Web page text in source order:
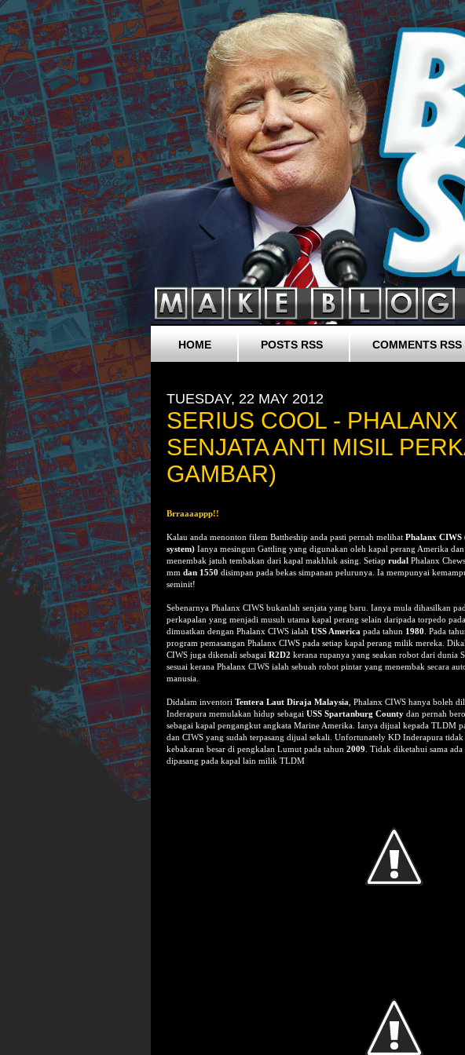
HOME POSTS RSS COMMENTS RSS
TUESDAY, 22 MAY 2012
SERIUS COOL - PHALANX
SENJATA ANTI MISIL
GAMBAR)
Brraaaappp!!
Kalau anda menonton filem Battheship anda pasti pernah melihat Phalanx CIWS
system) Ianya mesingun Gattling yang digunakan oleh kapal perang Amerika
menembak jatuh tembakan dari kapal makhluk asing. Setiap rudal Phalanx
mm dan 1550 disimpan pada bekas simpanan pelurunya. Ia mempunyai
seminit!
Sebenarnya Phalanx CIWS bukanlah senjata yang baru. Ianya mula dihasilkan
perkapalan yang menjadi musuh utama kapal perang selain daripada torpedo
dimuatkan dengan Phalanx CIWS ialah USS America pada tahun 1980 . Pada
program pemasangan Phalanx CIWS pada setiap kapal perang milik mereka.
CIWS juga dikenali sebagai R2D2 kerana rupanya yang seakan robot dari dunia
sesuai kerana Phalanx CIWS ialah sebuah robot pintar yang menembak secara
manusia.
Didalam inventori Tentera Laut Diraja Malaysia , Phalanx CIWS hanya boleh
Inderapura memulakan hidup sebagai USS Spartanburg County dan pernah
sebagai kapal pengangkut angkata Marine Amerika. Ianya dijual kepada TLDM
dan CIWS yang sudah terpasang dijual sekali. Unfortunately KD Inderapura
kebakaran besar di pengkalan Lumut pada tahun 2009 . Tidak diketahui sama
dipasang pada kapal lain milik TLDM